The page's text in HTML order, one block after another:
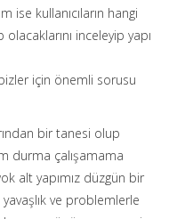
ise kullanıcıların hangi
inceleyip yapı
için önemli sorusu
bir tanesi olup
durma çalışamama
alt yapımız düzgün bir
ve problemlerle